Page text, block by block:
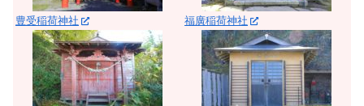
豊受稲荷神社 福廣稲荷神社